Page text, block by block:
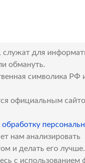
для
обмануть.
символика РФ
официальным
обработку
нам анализировать
и делать его
с использованием